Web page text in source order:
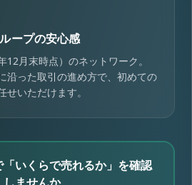
ープの安心感
月末時点）のネットワーク。
沿った取引の進め方で、初めての
いただけます。
「いくらで売れるか」を確認